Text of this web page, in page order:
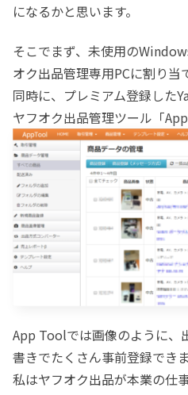
になるかと思います。
そこでまず、未使用の
オク出品管理専用PCに割り当
同時に、プレミアム登録した
ヤフオク出品管理ツール「
App Toolでは画像のように、
書きでたくさん事前登録できま
私はヤフオク出品が本業の仕